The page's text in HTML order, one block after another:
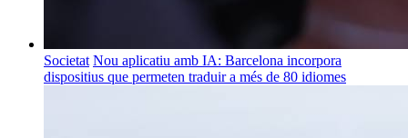
Societat Nou aplicatiu amb IA: Barcelona incorpora
dispositius que permeten traduir a més de 80 idiomes